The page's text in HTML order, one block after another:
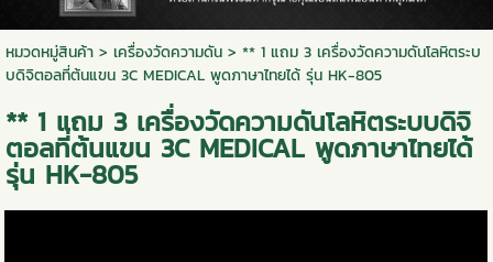
หมวดหมู่สินค้า> เครื่องวัดความดัน> ** 1 แถม 3 เครื่องวัดความดันโลหิตระบ
บดิจิตอลที่ต้นแขน 3C MEDICAL พูดภาษาไทยได้ รุ่น HK-805
** 1 แถม 3 เครื่องวัดความดันโลหิตระบบดิจิ
ตอลที่ต้นแขน 3C MEDICAL พูดภาษาไทยได้
รุ่น HK-805